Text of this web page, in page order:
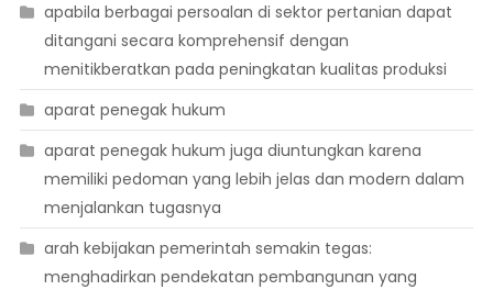
apabila berbagai persoalan di sektor pertanian dapat
ditangani secara komprehensif dengan
menitikberatkan pada peningkatan kualitas produksi
aparat penegak hukum
aparat penegak hukum juga diuntungkan karena
memiliki pedoman yang lebih jelas dan modern dalam
menjalankan tugasnya
arah kebijakan pemerintah semakin tegas:
menghadirkan pendekatan pembangunan yang